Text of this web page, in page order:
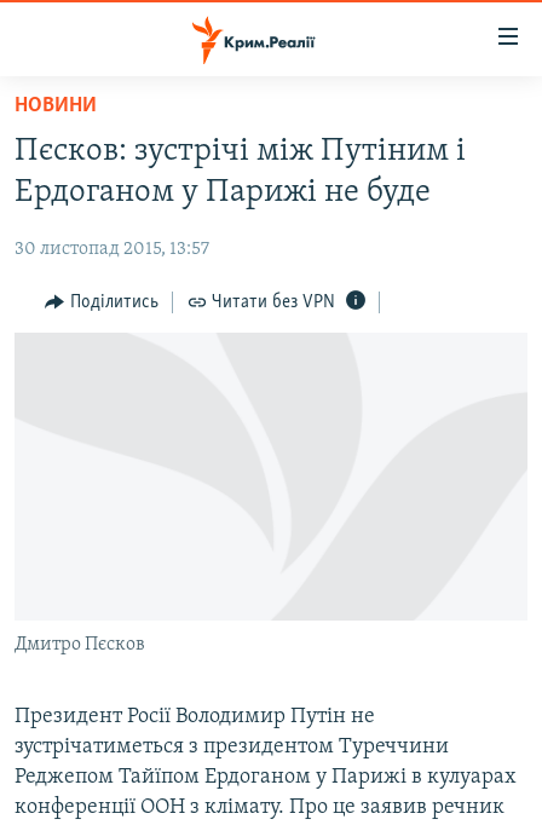
Перейти
основного
матеріалу
Перейти
до
навігації
Перейти
ВІДЕО ТА ФОТО
ПОЛІТИКА
БЛОГИ
УКРАЇНСЬКА ПРОБЛЕМА КРИМУ
Усі сайти RFE/RL
НОВИНИ
Пєсков: зустрічі між Путіним і
Ердоганом у Парижі не буде
30 листопад 2015, 13:57
Поділитись Читати без VPN
Дмитро Пєсков
Президент Росії Володимир Путін не
зустрічатиметься з президентом Туреччини
Реджепом Тайїпом Ердоганом у Парижі в кулуарах
конференції ООН з клімату. Про це заявив речник